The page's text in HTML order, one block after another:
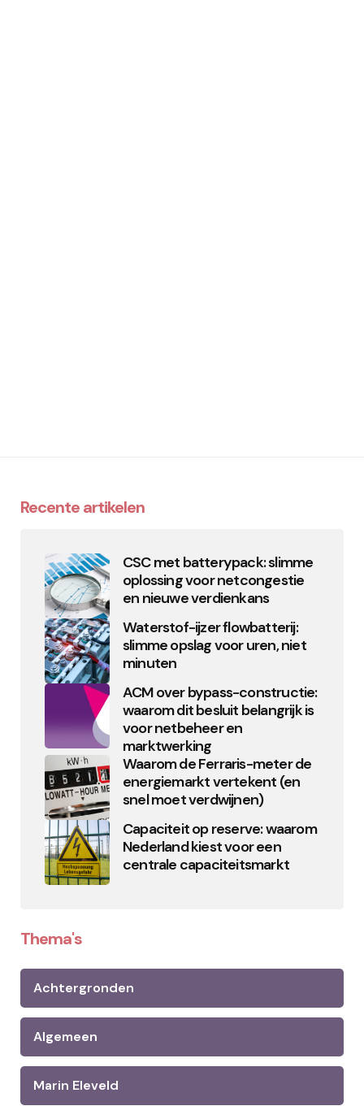
Recente artikelen
CSC met batterypack: slimme
oplossing voor netcongestie
en nieuwe verdienkans
Waterstof-ijzer flowbatterij:
slimme opslag voor uren, niet
minuten
ACM over bypass-constructie:
waarom dit besluit belangrijk is
voor netbeheer en
marktwerking
Waarom de Ferraris-meter de
energiemarkt vertekent (en
snel moet verdwijnen)
Capaciteit op reserve: waarom
Nederland kiest voor een
centrale capaciteitsmarkt
Thema's
Achtergronden
Algemeen
Marin Eleveld